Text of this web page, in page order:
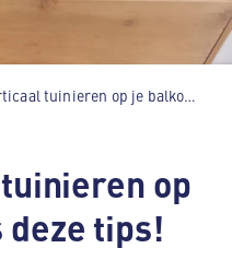
Wil je verticaal tuinieren op je balkon? Lees deze tips!
op
deze tips!